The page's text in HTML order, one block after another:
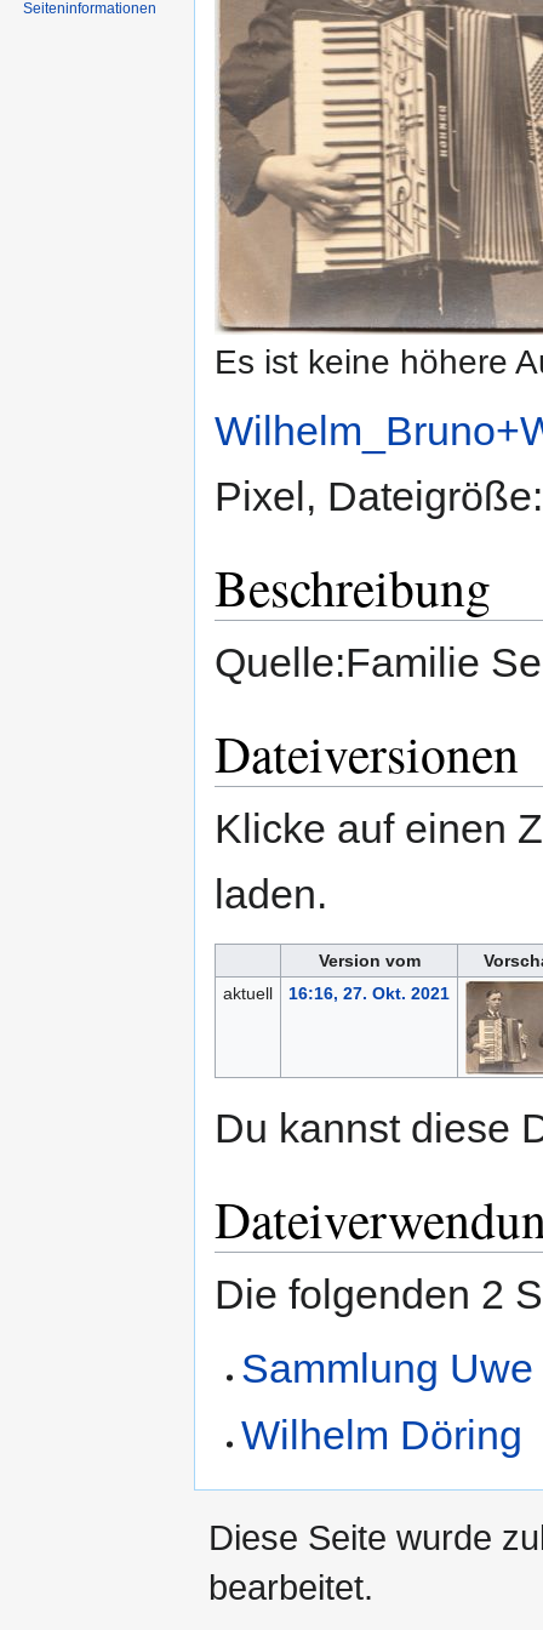
Es ist keine höhere
Pixel,
Beschreibung
Quelle:Familie
Dateiversionen
Klicke auf einen
laden.
Version vom
aktuell
16:16, 27. Okt. 2021
Du kannst diese
Die folgenden 2
Sammlung
Wilhelm Döring
Seiten­informationen
Diese Seite wurde
bearbeitet.